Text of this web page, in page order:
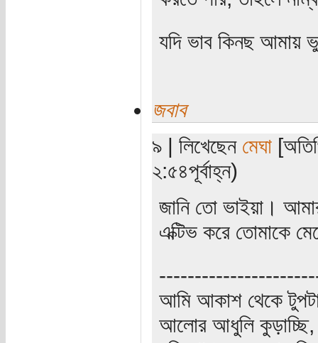
যদি ভাব কিনছ আমায়
জবাব
৯ | লিখেছেন মেঘা
২:৫৪পূর্বাহ্ন)
জানি তো ভাইয়া।
এক্টিভ করে তোমাকে
আমি আকাশ থেকে
আলোর আধুলি কুড়াচ্ছি,